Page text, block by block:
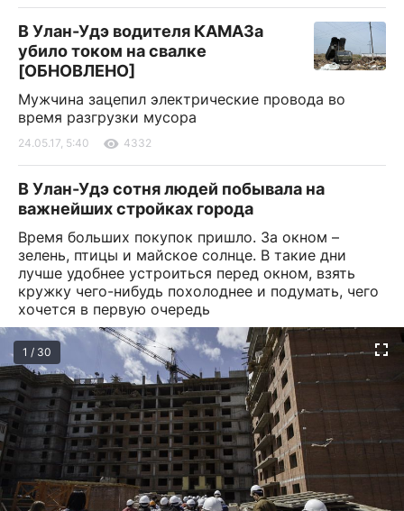
В Улан-Удэ водителя КАМАЗа
убило током на свалке
[ОБНОВЛЕНО]
Мужчина зацепил электрические провода во
время разгрузки мусора
24.05.17, 5:40 4332
В Улан-Удэ сотня людей побывала на
важнейших стройках города
Время больших покупок пришло. За окном –
зелень, птицы и майское солнце. В такие дни
лучше удобнее устроиться перед окном, взять
кружку чего-нибудь похолоднее и подумать, чего
хочется в первую очередь
1 / 30